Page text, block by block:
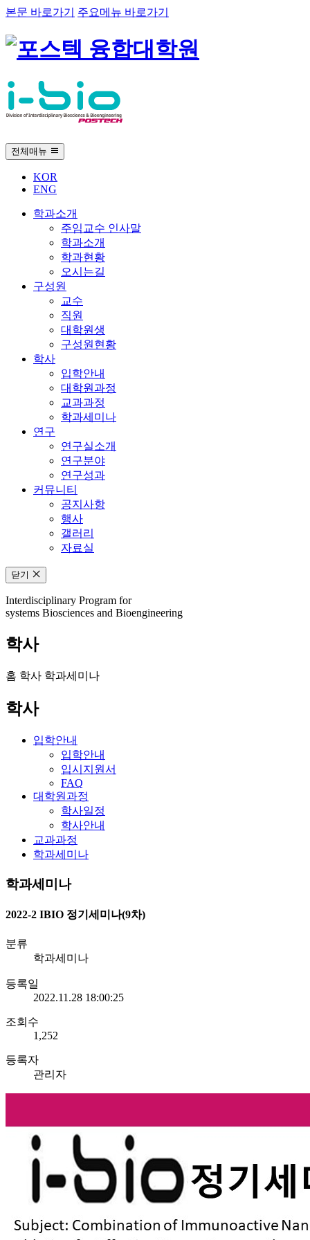
본문 바로가기 주요메뉴 바로가기
전체매뉴
KOR
ENG
학과소개
주임교수 인사말
학과소개
학과현황
오시는길
구성원
교수
직원
대학원생
구성원현황
학사
입학안내
대학원과정
교과과정
학과세미나
연구
연구실소개
연구분야
연구성과
커뮤니티
공지사항
행사
갤러리
자료실
닫기
Interdisciplinary Program for
systems Biosciences and Bioengineering
학사
홈 학사 학과세미나
학사
입학안내
입학안내
입시지원서
FAQ
대학원과정
학사일정
학사안내
교과과정
학과세미나
학과세미나
2022-2 IBIO 정기세미나(9차)
분류
학과세미나
등록일
2022.11.28 18:00:25
조회수
1,252
등록자
관리자